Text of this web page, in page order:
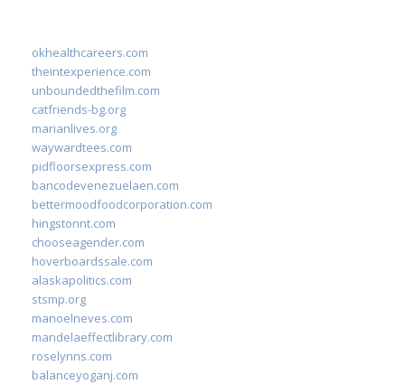
okhealthcareers.com
theintexperience.com
unboundedthefilm.com
catfriends-bg.org
marianlives.org
waywardtees.com
pidfloorsexpress.com
bancodevenezuelaen.com
bettermoodfoodcorporation.com
hingstonnt.com
chooseagender.com
hoverboardssale.com
alaskapolitics.com
stsmp.org
manoelneves.com
mandelaeffectlibrary.com
roselynns.com
balanceyoganj.com